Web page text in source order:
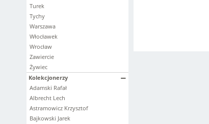
Turek
Tychy
Warszawa
Włocławek
Wrocław
Zawiercie
Żywiec
Kolekcjonerzy
Adamski Rafał
Albrecht Lech
Astramowicz Krzysztof
Bajkowski Jarek